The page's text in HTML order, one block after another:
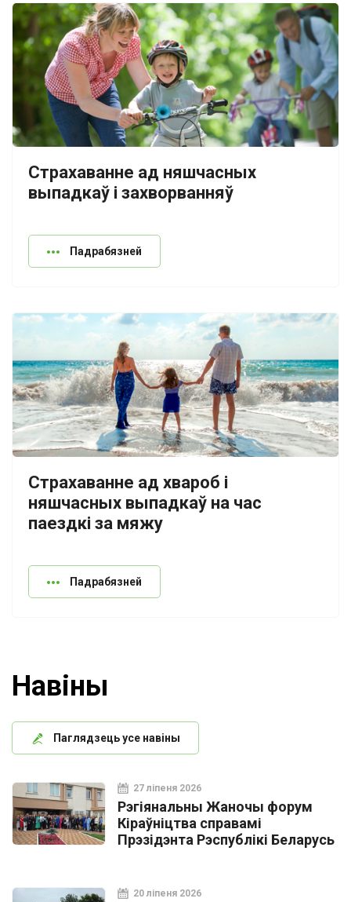
Страхаванне ад няшчасных
выпадкаў і захворванняў
Падрабязней
Страхаванне ад хвароб і
няшчасных выпадкаў на час
паездкі за мяжу
Падрабязней
Hавіны
Паглядзець усе навіны
27 ліпеня 2026
Рэгіянальны Жаночы форум
Кіраўніцтва справамі
Прэзідэнта Рэспублікі Беларусь
20 ліпеня 2026